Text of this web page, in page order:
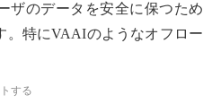
ザのデータを安全に保つため
。特にVAAIのようなオフロー
する